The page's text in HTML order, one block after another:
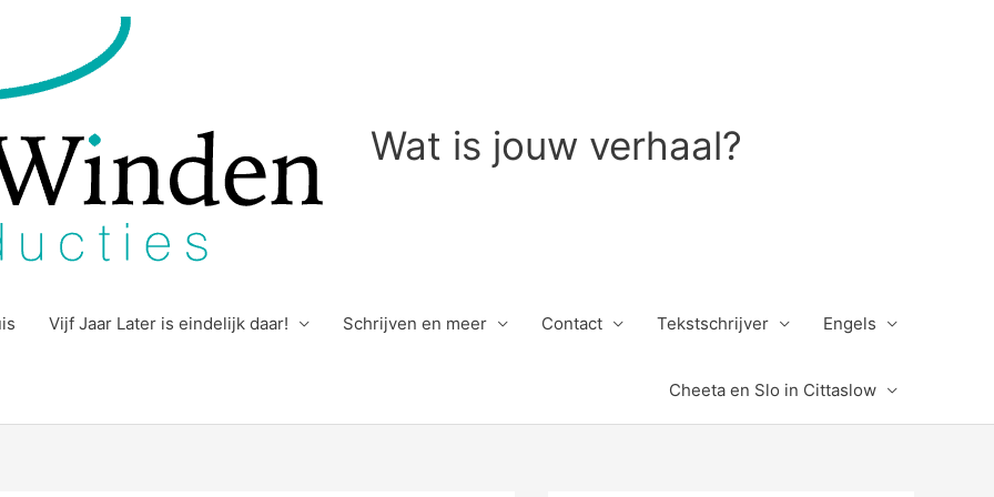
Wat is jouw verhaal?
Vijf Jaar Later is eindelijk daar! Schrijven en meer Contact Tekstschrijver Engels
Cheeta en Slo in Cittaslow